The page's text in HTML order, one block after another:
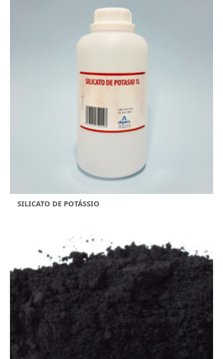
SILICATO DE POTÁSSIO